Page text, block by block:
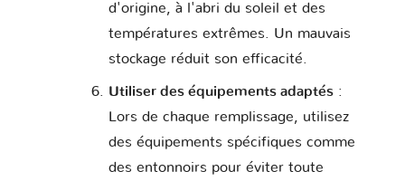
d'origine, à l'abri du soleil et des
températures extrêmes. Un mauvais
stockage réduit son efficacité.
Utiliser des équipements adaptés :
Lors de chaque remplissage, utilisez
des équipements spécifiques comme
des entonnoirs pour éviter toute